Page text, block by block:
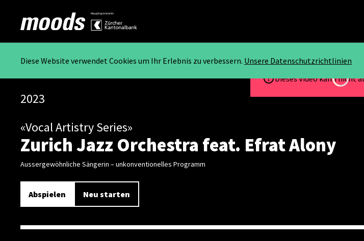
Diese Website verwendet Cookies um Ihr Erlebnis zu verbessern. Unsere Datenschutzrichtlinien
Dieses Video kann nicht
2023
Zurich Jazz Orchestra feat. Efrat Alony
«Vocal Artistry Series»
Aussergewöhnliche Sängerin – unkonventionelles Programm
Abspielen Neu starten